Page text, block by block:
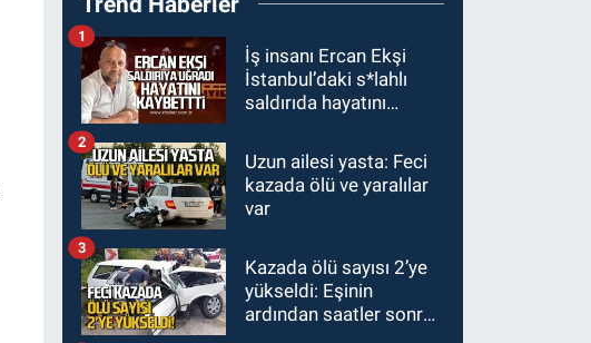
altına alındı
GÜNDEM
18:32İşçi lideri Şemsi
Denizer kabri başında
Zonguldak
16:39YENİ Parti
Zonguldak'ta Kurucu İl
oldu
SPOR
15:103. Lig 1. Grup’ta
program açıklandı
İş insanı Ercan Ekşi
İstanbul’daki s*lahlı
saldırıda hayatını
1
Uzun ailesi yasta: Feci
kazada ölü ve yaralılar
var
2
Kazada ölü sayısı 2’ye
yükseldi: Eşinin
ardından saatler sonra
3